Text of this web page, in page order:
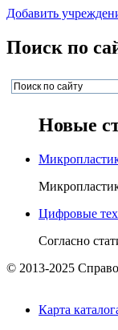
Добавить
Поиск по
Новые
Цифровые
Согласно
© 2013-2025
Карта